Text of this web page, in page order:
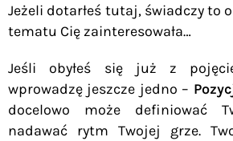
Jeżeli dotarłeś tutaj, świadczy to
tematu Cię zainteresowała…
Jeśli obyłeś się już z
wprowadzę jeszcze jedno –
docelowo może definiować
nadawać rytm Twojej grze.